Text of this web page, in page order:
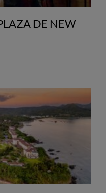
DE NEW